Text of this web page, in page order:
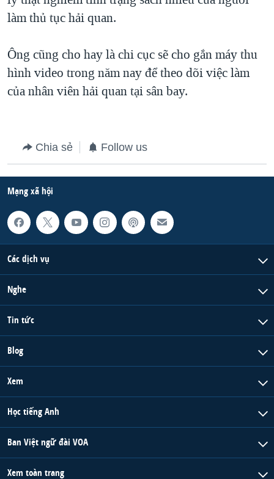
làm thủ tục hải quan.
Ông cũng cho hay là chi cục sẽ cho gắn máy thu
hình video trong năm nay để theo dõi việc làm
của nhân viên hải quan tại sân bay.
Chia sẻ Follow us
Mạng xã hội
Các dịch vụ
Nghe
Tin tức
Blog
Xem
Học tiếng Anh
Ban Việt ngữ đài VOA
Xem toàn trang